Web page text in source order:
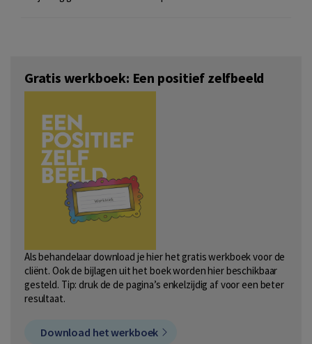
Gratis werkboek: Een positief zelfbeeld
Als behandelaar download je hier het gratis werkboek voor de
cliënt. Ook de bijlagen uit het boek worden hier beschikbaar
gesteld. Tip: druk de de pagina’s enkelzijdig af voor een beter
resultaat.
Download het werkboek